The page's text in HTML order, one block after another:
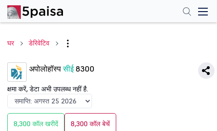
घर डेरिवेटिव
अपोलोहॉस्पसीई8300
क्षमा करें, डेटा अभी उपलब्ध नहीं है.
8,300 कॉल खरीदें 8,300 कॉल बेचें